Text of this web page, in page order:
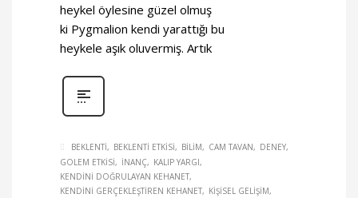
heykel öylesine güzel olmuş
ki Pygmalion kendi yarattığı bu
heykele aşık oluvermiş. Artık
BEKLENTI BEKLENTI ETKISI BILIM CAM TAVAN
DENEY
GOLEM ETKISI
INANÇ
KALIP YARGI
KENDINI DOĞRULAYAN KEHANET
KENDINI GERÇEKLEŞTIREN KEHANET
KIŞISEL GELIŞIM